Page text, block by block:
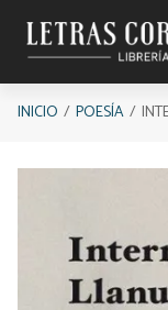
INICIO POESÍA